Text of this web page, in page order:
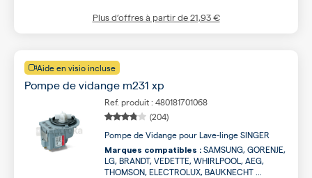
Plus d’offres à partir de21,93 €
Aide en visio incluse
Pompe de vidange m231 xp
Ref. produit : 480181701068
(204)
Pompe de Vidange pour Lave-linge SINGER
Marques compatibles : SAMSUNG, GORENJE,
LG, BRANDT, VEDETTE, WHIRLPOOL, AEG,
THOMSON, ELECTROLUX, BAUKNECHT ...